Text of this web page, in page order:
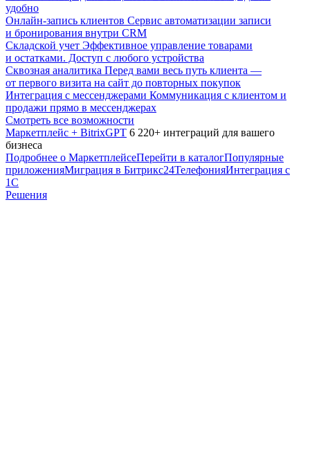
удобно
Онлайн-запись клиентов Сервис автоматизации записи
и бронирования внутри CRM
Складской учет Эффективное управление товарами
и остатками. Доступ с любого устройства
Сквозная аналитика Перед вами весь путь клиента —
от первого визита на сайт до повторных покупок
Интеграция с мессенджерами Коммуникация с клиентом и
продажи прямо в мессенджерах
Смотреть все возможности
Маркетплейс + BitrixGPT 6 220+ интеграций для вашего
бизнеса
Подробнее о МаркетплейсеПерейти в каталогПопулярные
приложенияМиграция в Битрикс24ТелефонияИнтеграция с
1С
Решения